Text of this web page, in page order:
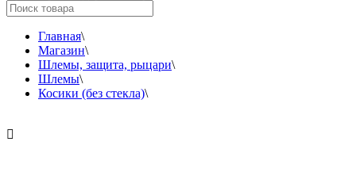
Главная\
Магазин\
Шлемы, защита, рыцари\
Шлемы\
Косики (без стекла)\